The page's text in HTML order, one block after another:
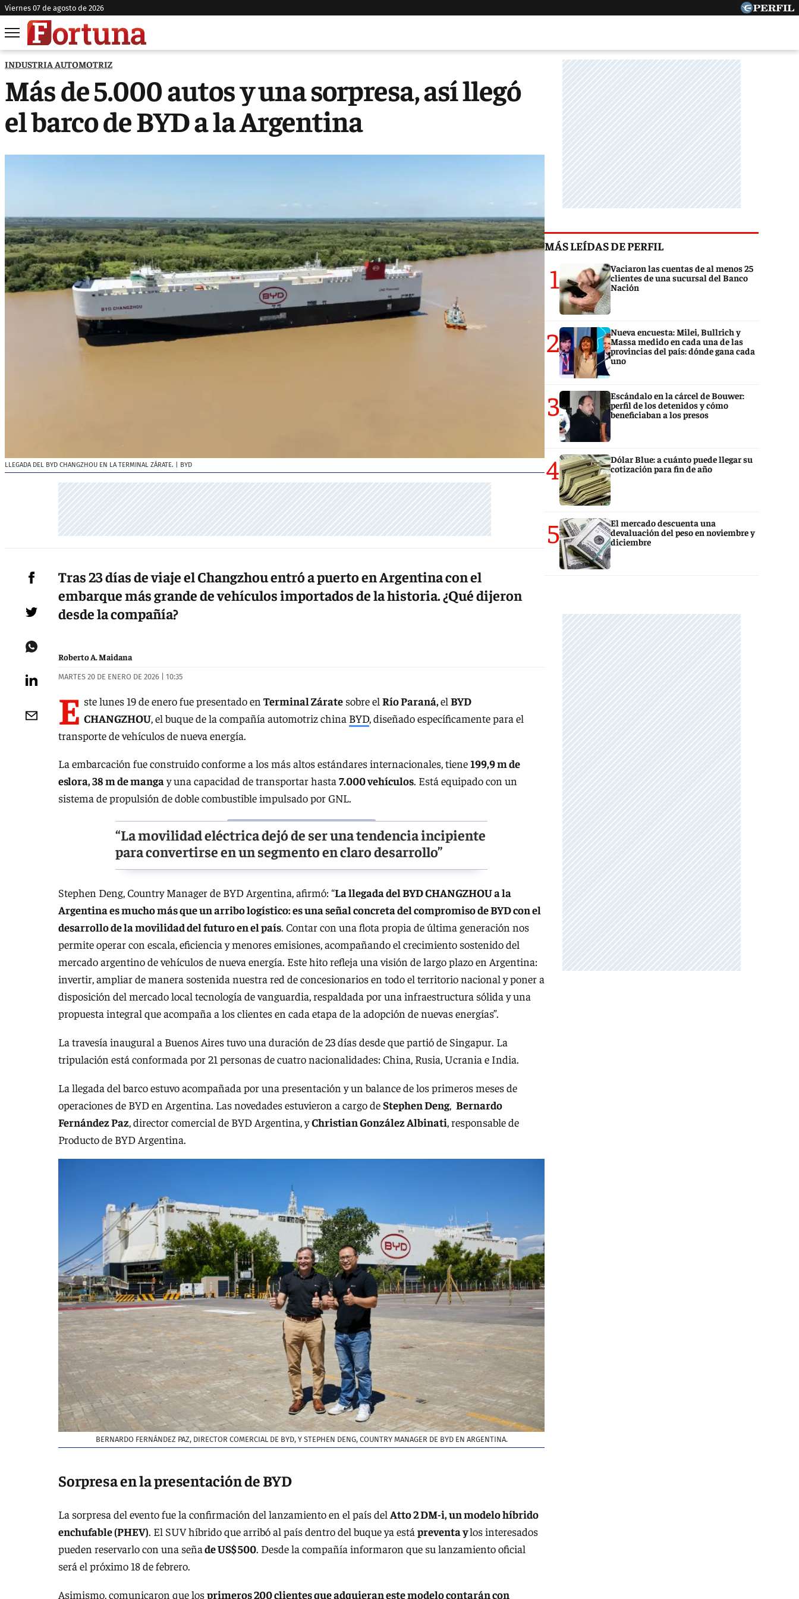
viernes 07 de agosto de 2026
INDUSTRIA AUTOMOTRIZ
Más de 5.000 autos y una sorpresa, así llegó
el barco de BYD a la Argentina
LLEGADA DEL BYD CHANGZHOU EN LA TERMINAL ZÁRATE. | BYD
Tras 23 días de viaje el Changzhou entró a puerto en Argentina con el
embarque más grande de vehículos importados de la historia. ¿Qué dijeron
desde la compañía?
Roberto A. Maidana
MARTES 20 DE ENERO DE 2026 | 10:35
E ste lunes 19 de enero fue presentado en Terminal Zárate sobre el Río Paraná,el BYD
CHANGZHOU, el buque de la compañía automotriz china BYD, diseñado específicamente para el
transporte de vehículos de nueva energía.
La embarcación fue construido conforme a los más altos estándares internacionales, tiene199,9 m de
eslora, 38 m de mangay una capacidad de transportar hasta 7.000 vehículos. Está equipado con un
sistema de propulsión de doble combustible impulsado por GNL.
“La movilidad eléctrica dejó de ser una tendencia incipiente
para convertirse en un segmento en claro desarrollo”
Stephen Deng, Country Manager de BYD Argentina, afirmó: “La llegada del BYD CHANGZHOU a la
Argentina es mucho más que un arribo logístico: es una señal concreta del compromiso de BYD con el
desarrollo de la movilidad del futuro en el país. Contar con una flota propia de última generación nos
permite operar con escala, eficiencia y menores emisiones, acompañando el crecimiento sostenido del
mercado argentino de vehículos de nueva energía. Este hito refleja una visión de largo plazo en Argentina:
invertir, ampliar de manera sostenida nuestra red de concesionarios en todo el territorio nacional y poner a
disposición del mercado local tecnología de vanguardia, respaldada por una infraestructura sólida y una
propuesta integral que acompaña a los clientes en cada etapa de la adopción de nuevas energías”.
La travesía inaugural a Buenos Aires tuvo una duración de 23 días desde que partió de Singapur. La
tripulación está conformada por 21 personas de cuatro nacionalidades: China, Rusia, Ucrania e India.
La llegada del barco estuvo acompañada por una presentación y un balance de los primeros meses de
operaciones de BYD en Argentina. Las novedades estuvieron a cargo deStephen Deng, Bernardo
Fernández Paz , director comercial de BYD Argentina, yChristian González Albinati , responsable de
Producto de BYD Argentina.
BERNARDO FERNÁNDEZ PAZ, DIRECTOR COMERCIAL DE BYD, Y STEPHEN DENG, COUNTRY MANAGER DE BYD EN ARGENTINA.
Sorpresa en la presentación de BYD
La sorpresa del evento fue la confirmación del lanzamiento en el país del Atto 2 DM-i, un modelo híbrido
enchufable (PHEV). El SUV híbrido que arribó al país dentro del buque ya está preventa ylos interesados
pueden reservarlo con una señade US$ 500. Desde la compañía informaron que su lanzamiento oficial
será el próximo 18 de febrero.
Asimismo, comunicaron que losprimeros 200 clientes que adquieran este modelo contarán con
MÁS LEÍDAS DE PERFIL
1
Vaciaron las cuentas de al menos 25
clientes de una sucursal del Banco
Nación
2
Nueva encuesta: Milei, Bullrich y
Massa medido en cada una de las
provincias del país: dónde gana cada
uno
3
Escándalo en la cárcel de Bouwer:
perfil de los detenidos y cómo
beneficiaban a los presos
4
Dólar Blue: a cuánto puede llegar su
cotización para fin de año
5
El mercado descuenta una
devaluación del peso en noviembre y
diciembre